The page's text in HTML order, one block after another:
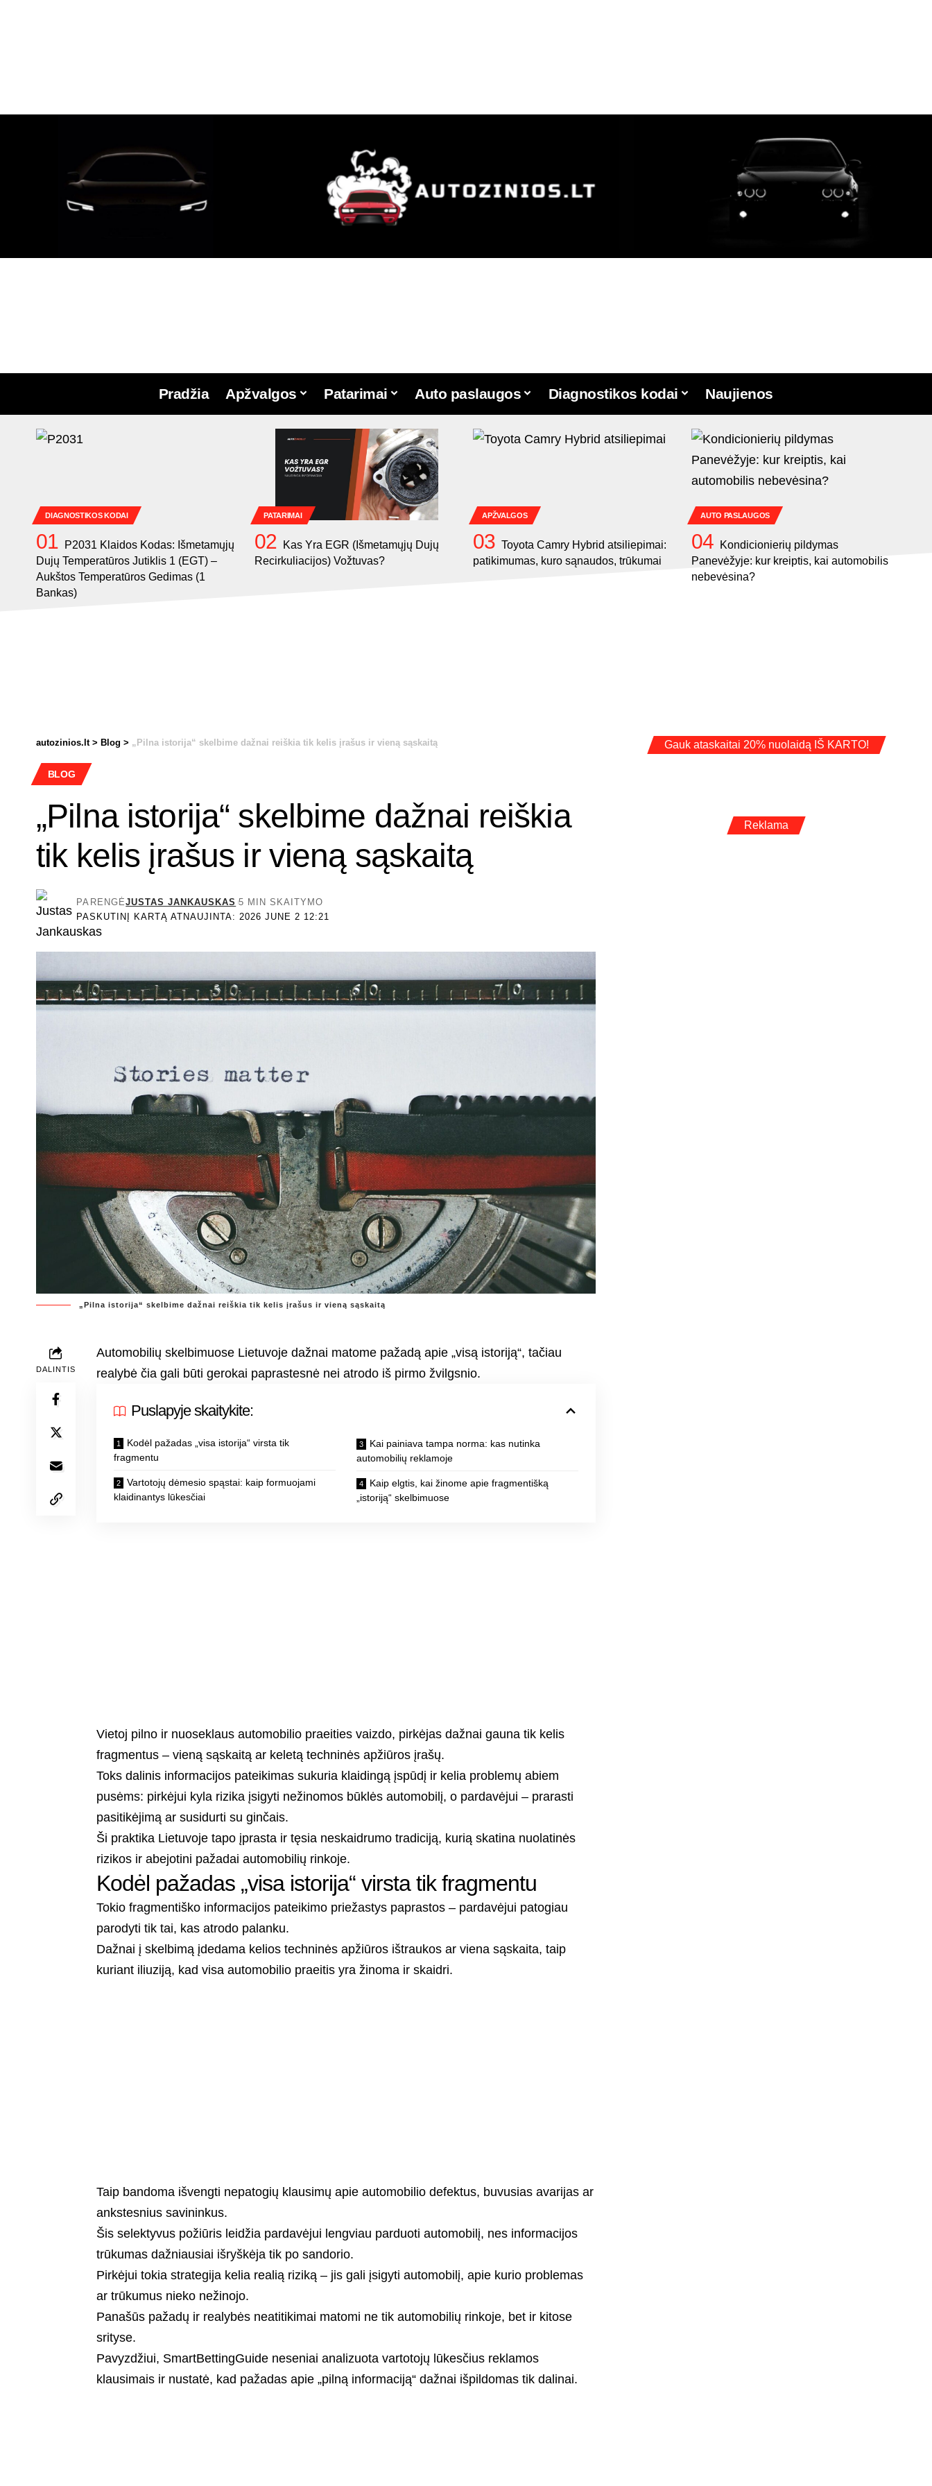
Pradžia Apžvalgos Patarimai Auto paslaugos Diagnostikos kodai Naujienos
DIAGNOSTIKOS KODAI
P2031 Klaidos Kodas: Išmetamųjų
Dujų Temperatūros Jutiklis 1 (EGT) –
Aukštos Temperatūros Gedimas (1
Bankas)
PATARIMAI
Kas Yra EGR (Išmetamųjų Dujų
Recirkuliacijos) Vožtuvas?
APŽVALGOS
Toyota Camry Hybrid atsiliepimai:
patikimumas, kuro sąnaudos, trūkumai
AUTO PASLAUGOS
Kondicionierių pildymas
Panevėžyje: kur kreiptis, kai automobilis
nebevėsina?
autozinios.lt> Blog > „Pilna istorija“ skelbime dažnai reiškia tik kelis įrašus ir vieną sąskaitą
BLOG
„Pilna istorija“ skelbime dažnai reiškia
tik kelis įrašus ir vieną sąskaitą
PASKUTINĮ KARTĄ ATNAUJINTA: 2026 JUNE 2 12:21
PARENGĖJUSTAS JANKAUSKAS 5 MIN SKAITYMO
„Pilna istorija“ skelbime dažnai reiškia tik kelis įrašus ir vieną sąskaitą
DALINTIS
Automobilių skelbimuose Lietuvoje dažnai matome pažadą apie „visą istoriją“, tačiau
realybė čia gali būti gerokai paprastesnė nei atrodo iš pirmo žvilgsnio.
Puslapyje skaitykite:
Kodėl pažadas „visa istorija“ virsta tik
fragmentu
Vartotojų dėmesio spąstai: kaip formuojami
klaidinantys lūkesčiai
Kai painiava tampa norma: kas nutinka
automobilių reklamoje
Kaip elgtis, kai žinome apie fragmentišką
„istoriją“ skelbimuose
Vietoj pilno ir nuoseklaus automobilio praeities vaizdo, pirkėjas dažnai gauna tik kelis
fragmentus – vieną sąskaitą ar keletą techninės apžiūros įrašų.
Toks dalinis informacijos pateikimas sukuria klaidingą įspūdį ir kelia problemų abiem
pusėms: pirkėjui kyla rizika įsigyti nežinomos būklės automobilį, o pardavėjui – prarasti
pasitikėjimą ar susidurti su ginčais.
Ši praktika Lietuvoje tapo įprasta ir tęsia neskaidrumo tradiciją, kurią skatina nuolatinės
rizikos ir abejotini pažadai automobilių rinkoje.
Kodėl pažadas „visa istorija“ virsta tik fragmentu
Tokio fragmentiško informacijos pateikimo priežastys paprastos – pardavėjui patogiau
parodyti tik tai, kas atrodo palanku.
Dažnai į skelbimą įdedama kelios techninės apžiūros ištraukos ar viena sąskaita, taip
kuriant iliuziją, kad visa automobilio praeitis yra žinoma ir skaidri.
Taip bandoma išvengti nepatogių klausimų apie automobilio defektus, buvusias avarijas ar
ankstesnius savininkus.
Šis selektyvus požiūris leidžia pardavėjui lengviau parduoti automobilį, nes informacijos
trūkumas dažniausiai išryškėja tik po sandorio.
Pirkėjui tokia strategija kelia realią riziką – jis gali įsigyti automobilį, apie kurio problemas
ar trūkumus nieko nežinojo.
Panašūs pažadų ir realybės neatitikimai matomi ne tik automobilių rinkoje, bet ir kitose
srityse.
Pavyzdžiui, SmartBettingGuide neseniai analizuota vartotojų lūkesčius reklamos
klausimais ir nustatė, kad pažadas apie „pilną informaciją“ dažnai išpildomas tik dalinai.
Gauk ataskaitai 20% nuolaidą IŠ KARTO!
Reklama